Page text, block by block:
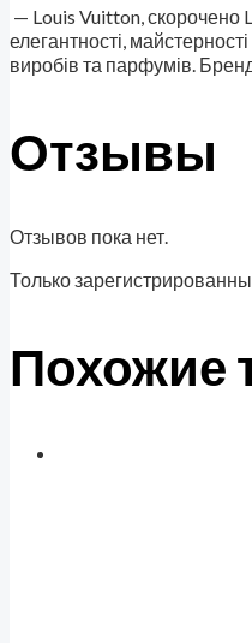
— Louis Vuitton, скорочено
елегантності,
виробів та парфумів.
Отзывы
Отзывов пока нет.
Только
Похожие